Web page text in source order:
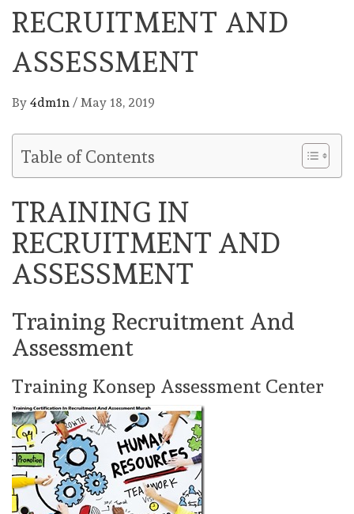
RECRUITMENT AND
ASSESSMENT
By 4dm1n / May 18, 2019
Table of Contents
TRAINING IN
RECRUITMENT AND
ASSESSMENT
Training Recruitment And
Assessment
Training Konsep Assessment Center